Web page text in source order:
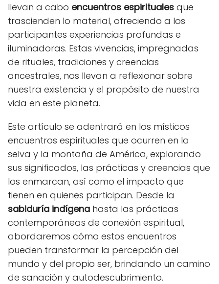
llevan a cabo encuentros espirituales que
trascienden lo material, ofreciendo a los
participantes experiencias profundas e
iluminadoras. Estas vivencias, impregnadas
de rituales, tradiciones y creencias
ancestrales, nos llevan a reflexionar sobre
nuestra existencia y el propósito de nuestra
vida en este planeta.
Este artículo se adentrará en los místicos
encuentros espirituales que ocurren en la
selva y la montaña de América, explorando
sus significados, las prácticas y creencias que
los enmarcan, así como el impacto que
tienen en quienes participan. Desde la
sabiduría indígena hasta las prácticas
contemporáneas de conexión espiritual,
abordaremos cómo estos encuentros
pueden transformar la percepción del
mundo y del propio ser, brindando un camino
de sanación y autodescubrimiento.